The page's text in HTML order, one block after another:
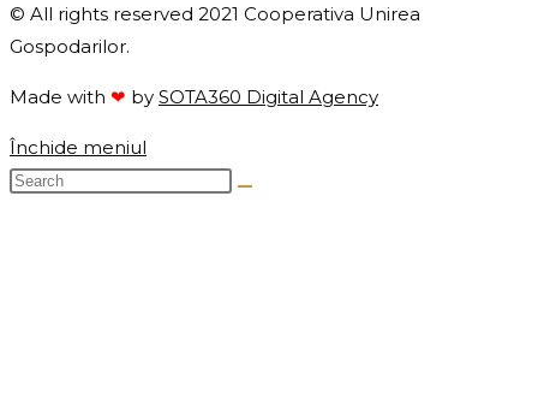
© All rights reserved 2021 Cooperativa Unirea
Gospodarilor.
Made with ❤ by SOTA360 Digital Agency
Închide meniul